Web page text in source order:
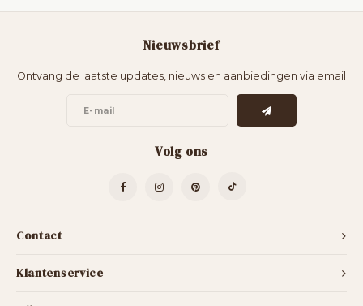
Contact
Nieuwsbrief
Ontvang de laatste updates, nieuws en aanbiedingen via email
Volg ons
Klantenservice